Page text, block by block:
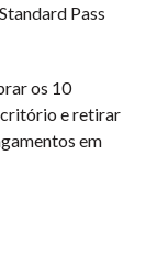
Pass
os 10
e retirar
em